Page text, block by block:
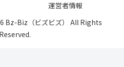
運営者情報
Bz-Biz（ビズビズ） All Rights
Reserved.